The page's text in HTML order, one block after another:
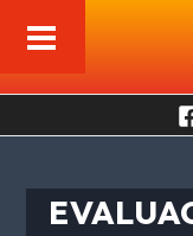
contenido